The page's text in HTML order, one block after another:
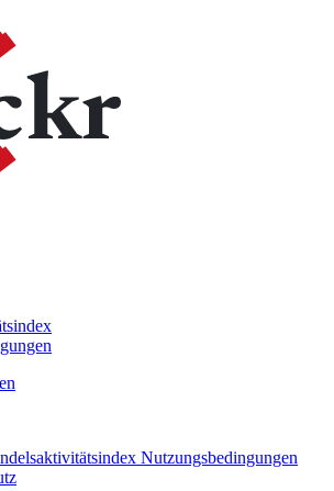
Nutzungsbedingungen